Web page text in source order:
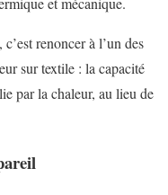
renoncer à l’un des
sur textile : la capacité
par la chaleur, au lieu de